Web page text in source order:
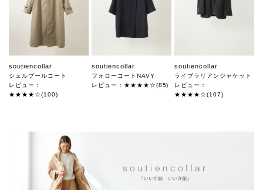
soutiencollar
シェルブールコート
レビュー：
★★★★☆(100)
soutiencollar
フォローコートNAVY
レビュー：★★★★☆(85)
soutiencollar
ライブラリアンジャケット
レビュー：
★★★★☆(107)